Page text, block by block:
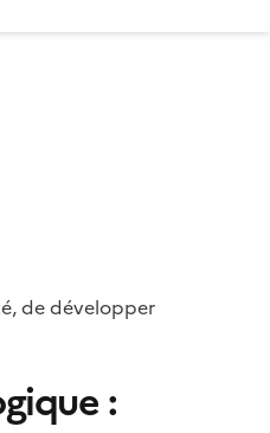
de développer
: